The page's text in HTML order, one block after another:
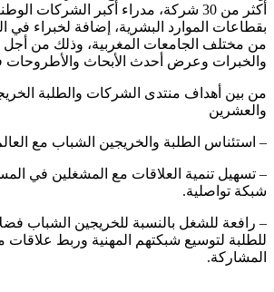
أكثر من 30 شركة، مدراء أكبر الشركات
بقطاعات الموارد البشرية، إضافة لخبراء في
من مختلف الجامعات المغربية، وذلك من أجل
والخبرات وعرض أحدث الأبحاث والأطروحات
من بين أهداف منتدى الشركات والطلبة
والعشرين
– استئناس الطلبة والخريجين الشباب مع
– تسهيل تنمية العلاقات مع المشغلين في
شبكة تواصلية.
– رافعة للشغل بالنسبة للخريجين الشباب
للطلبة لتوسيع شبكتهم المهنية وربط علاقات
المشاركة.